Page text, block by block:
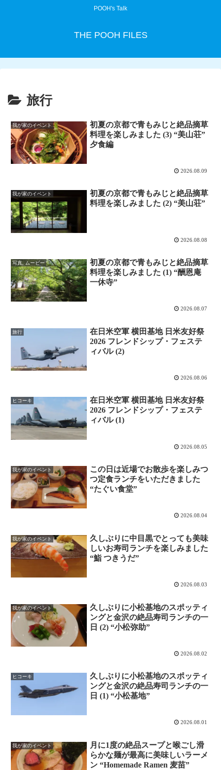
POOH's Talk
THE POOH FILES
旅行
我が家のイベント
初夏の京都で青もみじと絶品摘草
料理を楽しみました (3) “美山荘”
夕食編
2026.08.09
我が家のイベント
初夏の京都で青もみじと絶品摘草
料理を楽しみました (2) “美山荘”
2026.08.08
写真, ムービー
初夏の京都で青もみじと絶品摘草
料理を楽しみました (1) “酬恩庵
一休寺”
2026.08.07
旅行
在日米空軍 横田基地 日米友好祭
2026 フレンドシップ・フェステ
ィバル (2)
2026.08.06
ヒコーキ
在日米空軍 横田基地 日米友好祭
2026 フレンドシップ・フェステ
ィバル (1)
2026.08.05
我が家のイベント
この日は近場でお散歩を楽しみつ
つ定食ランチをいただきました
“たぐい食堂”
2026.08.04
我が家のイベント
久しぶりに中目黒でとっても美味
しいお寿司ランチを楽しみました
“鮨 つきうだ”
2026.08.03
我が家のイベント
久しぶりに小松基地のスポッティ
ングと金沢の絶品寿司ランチの一
日 (2) “小松弥助”
2026.08.02
ヒコーキ
久しぶりに小松基地のスポッティ
ングと金沢の絶品寿司ランチの一
日 (1) “小松基地”
2026.08.01
我が家のイベント
月に1度の絶品スープと喉ごし滑
らかな麺が最高に美味しいラーメ
ン “Homemade Ramen 麦苗”